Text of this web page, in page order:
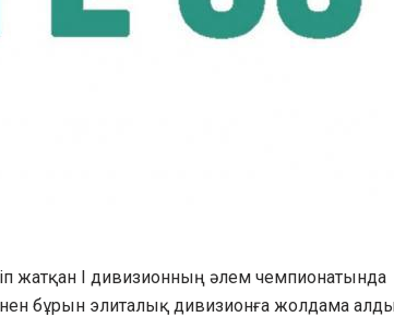
жатқан I дивизионның әлем чемпионатында
бұрын элиталық дивизионға жолдама